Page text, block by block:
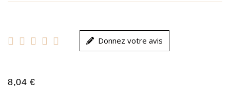
     Donnez votre avis
8,04 €